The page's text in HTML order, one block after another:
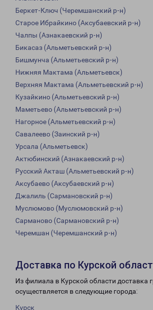
Беркет-Ключ (Черемшанский р-н)
Старое Ибрайкино (Аксубаевский р-н)
Чалпы (Азнакаевский р-н)
Бикасаз (Альметьевский р-н)
Бишмунча (Альметьевский р-н)
Нижняя Мактама (Альметьевск)
Верхняя Мактама (Альметьевский р-н)
Кузайкино (Альметьевский р-н)
Маметьево (Альметьевский р-н)
Нагорное (Альметьевский р-н)
Савалеево (Заинский р-н)
Урсала (Альметьевск)
Актюбинский (Азнакаевский р-н)
Русский Акташ (Альметьевский р-н)
Аксубаево (Аксубаевский р-н)
Джалиль (Сармановский р-н)
Муслюмово (Муслюмовский р-н)
Сарманово (Сармановский р-н)
Черемшан (Черемшанский р-н)
Доставка по Курской
Из филиала в Курской области доставка
осуществляется в следующие города:
Курск